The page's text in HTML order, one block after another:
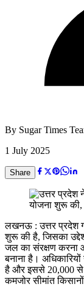
By Sugar Times
1 July 2025
Share
लखनऊ : उत्तर प्रदेश
शुरू की है, जिसका
जल का संरक्षण करना
बनाना है।
है और इससे 20,000 से
कमजोर सीमांत